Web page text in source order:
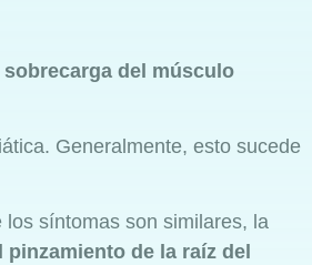
del músculo
Generalmente, esto sucede
síntomas son similares, la
de la raíz del